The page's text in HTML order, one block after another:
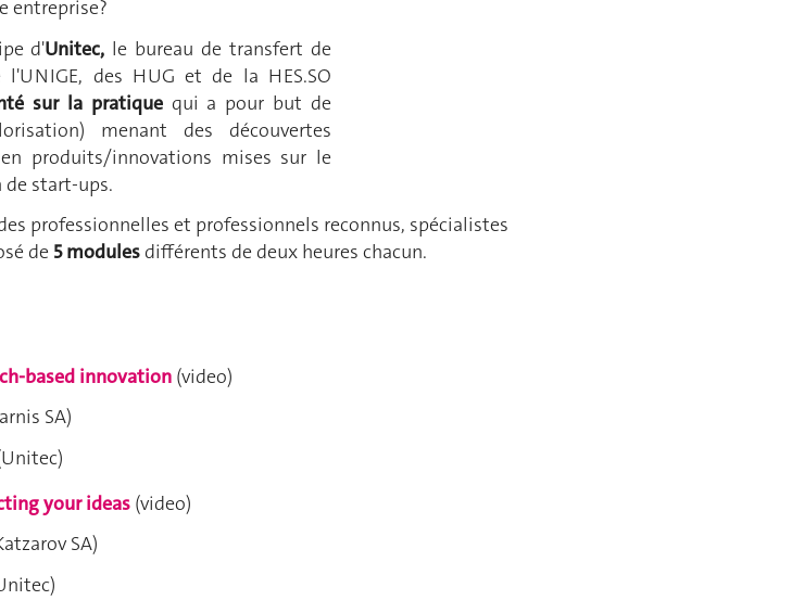
entreprise?
d'Unitec, le bureau de transfert de
des HUG et de la HES.SO
sur la pratiquequi a pour but de
menant des découvertes
produits/innovations mises sur le
de start-ups.
professionnelles et professionnels reconnus, spécialistes
de 5 modules différents de deux heures chacun.
based innovation (video)
SA)
your ideas (video)
SA)